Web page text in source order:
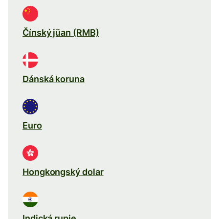
Čínský jüan (RMB)
Dánská koruna
Euro
Hongkongský dolar